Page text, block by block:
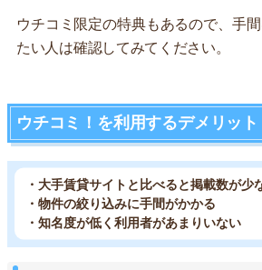
ウチコミ限定の特典もあるので、手
たい人は確認してみてください。
ウチコミ！を利用するデメリット
・大手賃貸サイトと比べると掲載数が少
・物件の絞り込みに手間がかかる
・知名度が低く利用者があまりいない